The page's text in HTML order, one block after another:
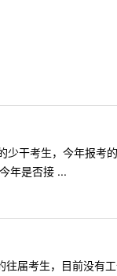
干考生，今年报考
年是否接 ...
届考生，目前没有工